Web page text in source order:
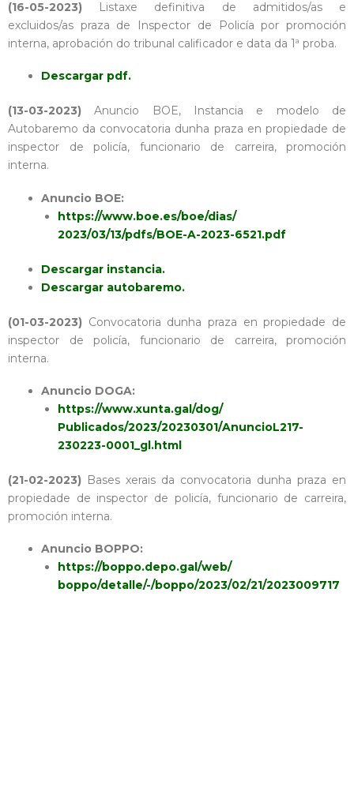
(16-05-2023) Listaxe definitiva de admitidos/as e
excluidos/as praza de Inspector de Policía por promoción
interna, aprobación do tribunal calificador e data da 1ª proba.
Descargar pdf.
(13-03-2023) Anuncio BOE, Instancia e modelo de
Autobaremo da convocatoria dunha praza en propiedade de
inspector de policía, funcionario de carreira, promoción
interna.
Anuncio BOE:
https://www.boe.es/boe/dias/
2023/03/13/pdfs/BOE-A-2023-6521.pdf
Descargar instancia.
Descargar autobaremo.
(01-03-2023) Convocatoria dunha praza en propiedade de
inspector de policía, funcionario de carreira, promoción
interna.
Anuncio DOGA:
https://www.xunta.gal/dog/
Publicados/2023/20230301/AnuncioL217-
230223-0001_gl.html
(21-02-2023) Bases xerais da convocatoria dunha praza en
propiedade de inspector de policía, funcionario de carreira,
promoción interna.
Anuncio BOPPO:
https://boppo.depo.gal/web/
boppo/detalle/-/boppo/2023/02/21/2023009717